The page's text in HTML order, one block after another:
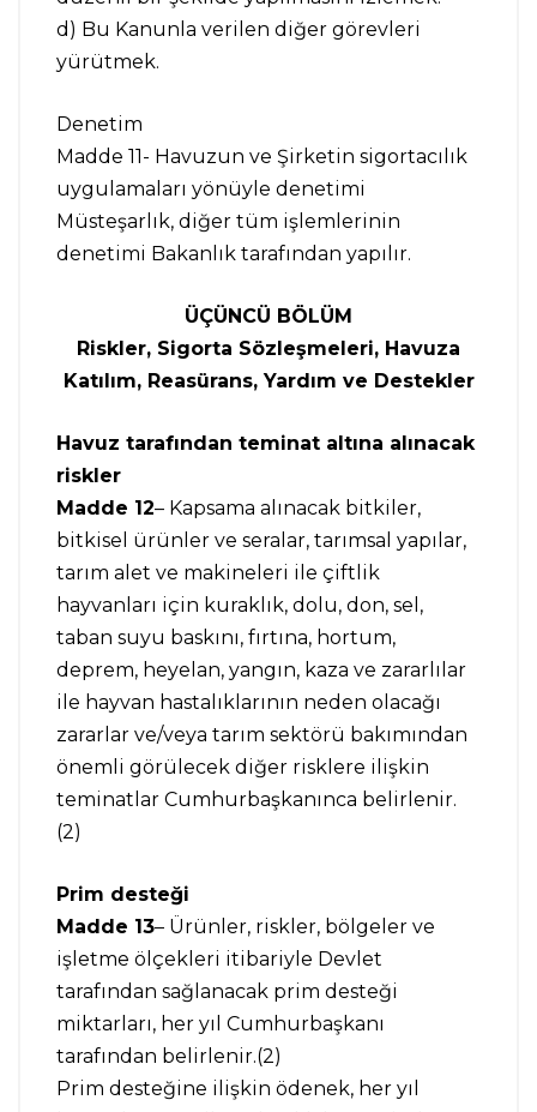
d) Bu Kanunla verilen diğer görevleri
yürütmek.
Denetim
Madde 11- Havuzun ve Şirketin sigortacılık
uygulamaları yönüyle denetimi
Müsteşarlık, diğer tüm işlemlerinin
denetimi Bakanlık tarafından yapılır.
ÜÇÜNCÜ BÖLÜM
Riskler, Sigorta Sözleşmeleri, Havuza
Katılım, Reasürans, Yardım ve Destekler
Havuz tarafından teminat altına alınacak
riskler
Madde 12– Kapsama alınacak bitkiler,
bitkisel ürünler ve seralar, tarımsal yapılar,
tarım alet ve makineleri ile çiftlik
hayvanları için kuraklık, dolu, don, sel,
taban suyu baskını, fırtına, hortum,
deprem, heyelan, yangın, kaza ve zararlılar
ile hayvan hastalıklarının neden olacağı
zararlar ve/veya tarım sektörü bakımından
önemli görülecek diğer risklere ilişkin
teminatlar Cumhurbaşkanınca belirlenir.
(2)
Prim desteği
Madde 13– Ürünler, riskler, bölgeler ve
işletme ölçekleri itibariyle Devlet
tarafından sağlanacak prim desteği
miktarları, her yıl Cumhurbaşkanı
tarafından belirlenir.(2)
Prim desteğine ilişkin ödenek, her yıl